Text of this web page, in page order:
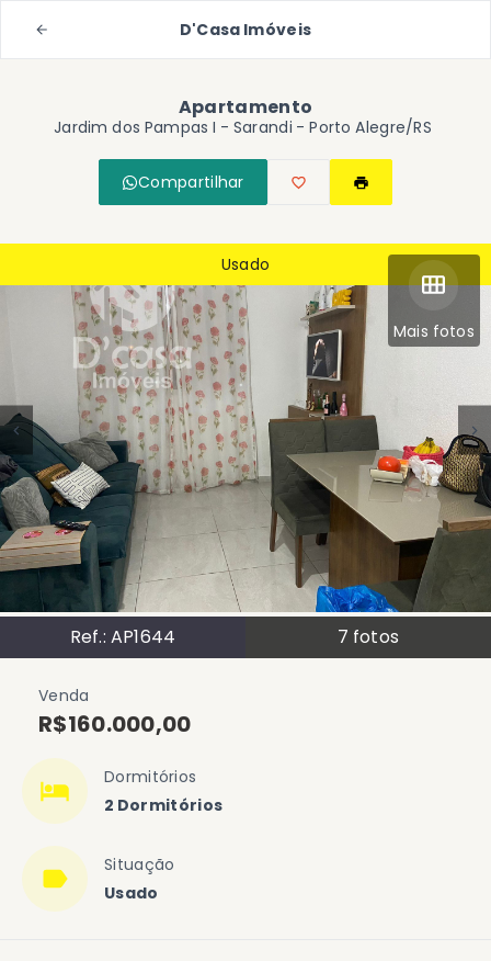
D'Casa Imóveis
Apartamento
Jardim dos Pampas I - Sarandi - Porto Alegre/RS
Compartilhar
Mais fotos
Ref.: AP1644 7 fotos
Usado
Venda
R$160.000,00
Dormitórios
2 Dormitórios
Situação
Usado